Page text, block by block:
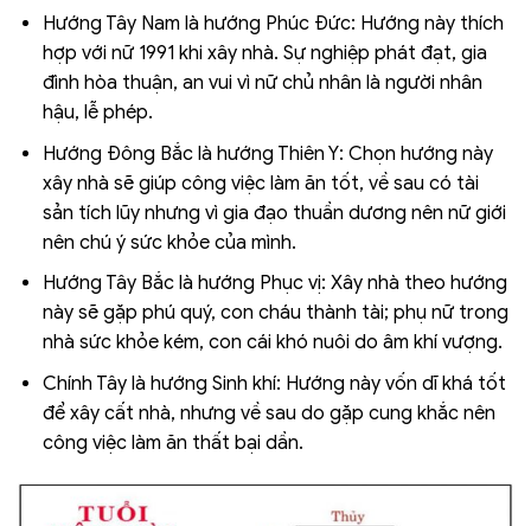
Hướng Tây Nam là hướng Phúc Đức: Hướng này thích
hợp với nữ 1991 khi xây nhà. Sự nghiệp phát đạt, gia
đình hòa thuận, an vui vì nữ chủ nhân là người nhân
hậu, lễ phép.
Hướng Đông Bắc là hướng Thiên Y: Chọn hướng này
xây nhà sẽ giúp công việc làm ăn tốt, về sau có tài
sản tích lũy nhưng vì gia đạo thuần dương nên nữ giới
nên chú ý sức khỏe của mình.
Hướng Tây Bắc là hướng Phục vị: Xây nhà theo hướng
này sẽ gặp phú quý, con cháu thành tài; phụ nữ trong
nhà sức khỏe kém, con cái khó nuôi do âm khí vượng.
Chính Tây là hướng Sinh khí: Hướng này vốn dĩ khá tốt
để xây cất nhà, nhưng về sau do gặp cung khắc nên
công việc làm ăn thất bại dần.